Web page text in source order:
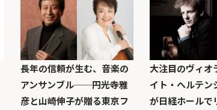
長年の信頼が生む、音楽の
アンサンブル──円光寺雅
彦と山崎伸子が贈る東京フ
大注目のヴィオ
イト・ヘルテン
が日経ホールで